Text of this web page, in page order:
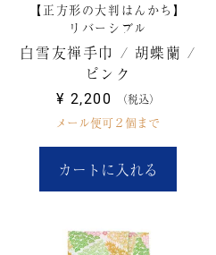
【正方形の大判はんかち】
リバーシブル
白雪友禅手巾 / 胡蝶蘭 /
ピンク
¥ 2,200 税込
メール便可２個まで
カートに入れる